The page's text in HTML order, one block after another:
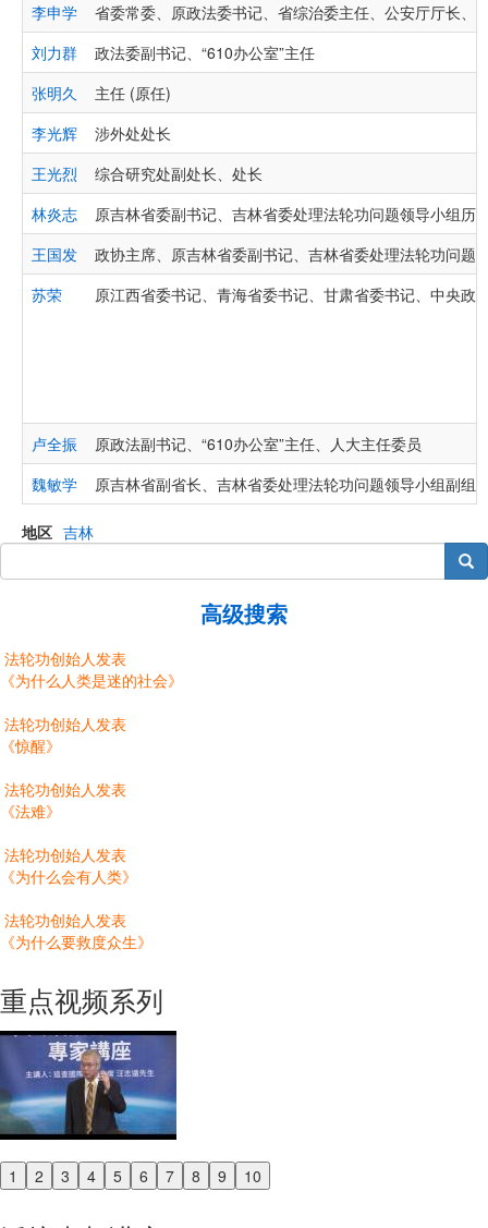
李申学
省委常委、原政法委书记、省综治委主任、公安厅厅长、
刘力群
政法委副书记、“610办公室”主任
张明久
主任 (原任)
李光辉
涉外处处长
王光烈
综合研究处副处长、处长
林炎志
原吉林省委副书记、吉林省委处理法轮功问题领导小组历
王国发
政协主席、原吉林省委副书记、吉林省委处理法轮功问题
苏荣
原江西省委书记、青海省委书记、甘肃省委书记、中央
卢全振
原政法副书记、“610办公室”主任、人大主任委员
魏敏学
原吉林省副省长、吉林省委处理法轮功问题领导小组副组
地区 吉林
搜索
高级搜索
法轮功创始人发表
《为什么人类是迷的社会》
法轮功创始人发表
《惊醒》
法轮功创始人发表
《法难》
法轮功创始人发表
《为什么会有人类》
法轮功创始人发表
《为什么要救度众生》
重点视频系列
1 2 3 4 5 6 7 8 9 10
Previous